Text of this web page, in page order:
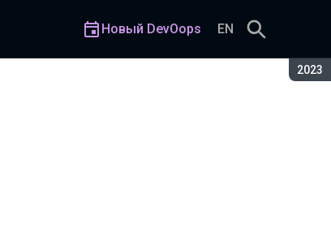
2023
Новый DevOops EN